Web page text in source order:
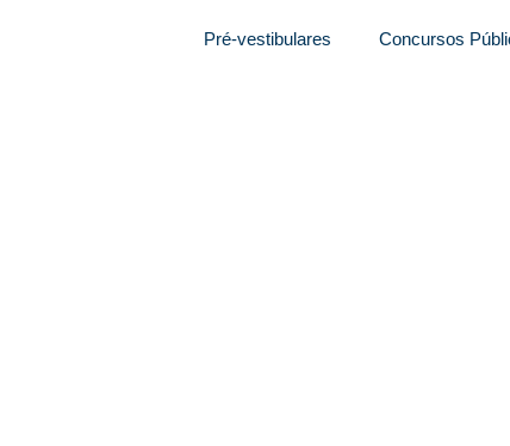
Pré-vestibulares Concursos